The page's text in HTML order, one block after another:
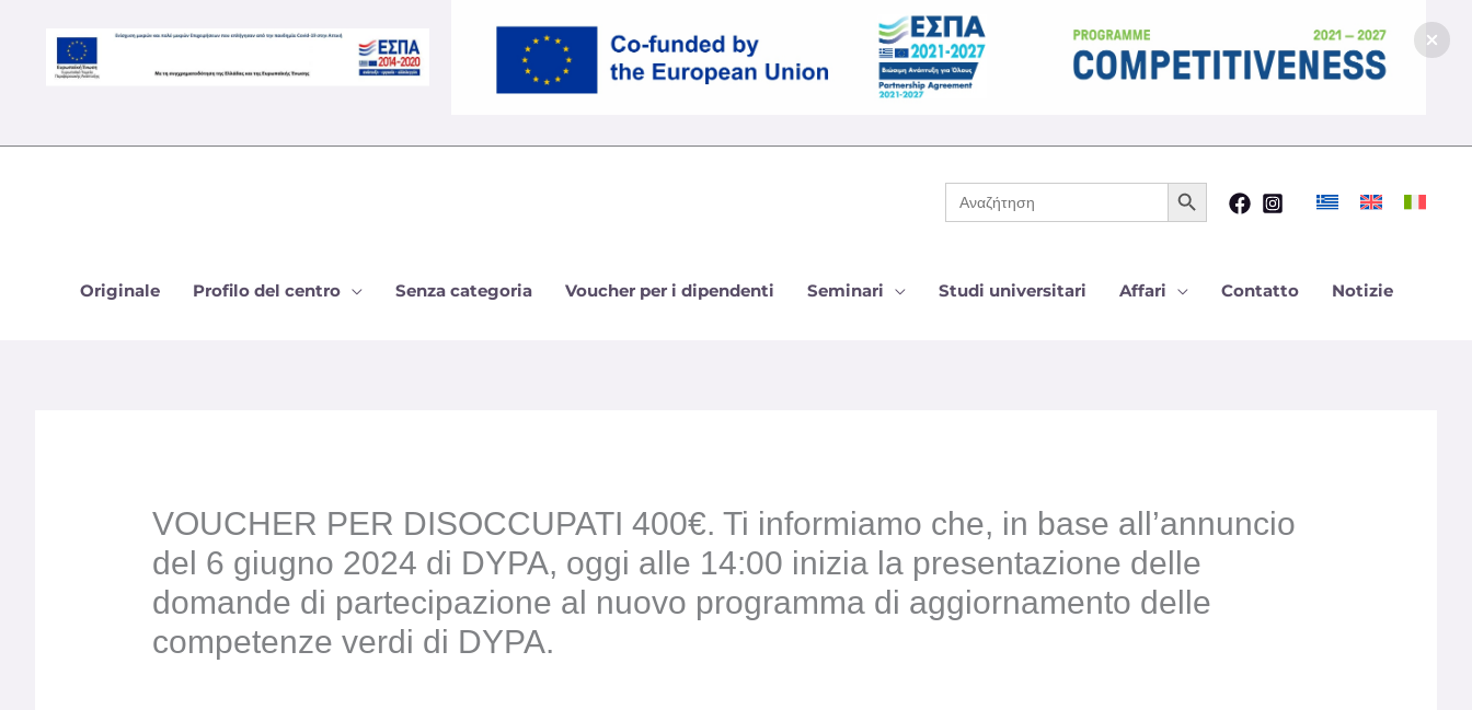
contenuto
Cerca
per:
Pulsante di ricerca
Originale Profilo del centro Senza categoria Voucher per i dipendenti Seminari Studi universitari Affari Contatto Notizie
VOUCHER PER DISOCCUPATI 400€. Ti informiamo che, in base all’annuncio
del 6 giugno 2024 di DYPA, oggi alle 14:00 inizia la presentazione delle
domande di partecipazione al nuovo programma di aggiornamento delle
competenze verdi di DYPA.